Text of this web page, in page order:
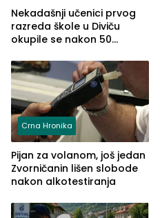
Nekadašnji učenici prvog
razreda škole u Diviču
okupile se nakon 50
Pašić im održao čas
(FOTO)
Crna Hronika
Pijan za volanom, još jedan
Zvorničanin lišen slobode
nakon alkotestiranja